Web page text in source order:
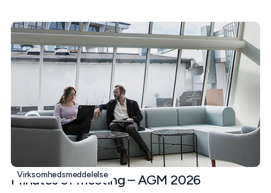
Virksomhedsmeddelelse
Minutes of meeting – AGM 2026